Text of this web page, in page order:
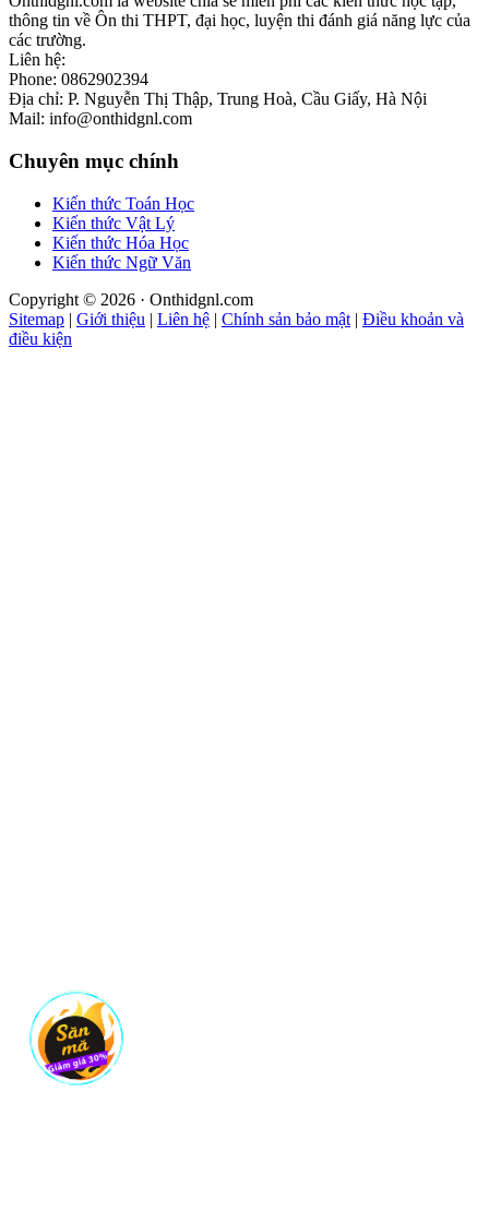
thông tin về Ôn thi THPT, đại học, luyện thi đánh giá năng lực của
các trường.
Liên hệ:
Phone: 0862902394
Địa chỉ: P. Nguyễn Thị Thập, Trung Hoà, Cầu Giấy, Hà Nội
Mail: info@onthidgnl.com
Chuyên mục chính
Kiến thức Toán Học
Kiến thức Vật Lý
Kiến thức Hóa Học
Kiến thức Ngữ Văn
Copyright © 2026 · Onthidgnl.com
Sitemap | Giới thiệu | Liên hệ | Chính sản bảo mật | Điều khoản và
điều kiện